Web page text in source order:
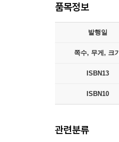
품목정보
발행일
쪽수, 무게, 크기
ISBN13
ISBN10
관련분류